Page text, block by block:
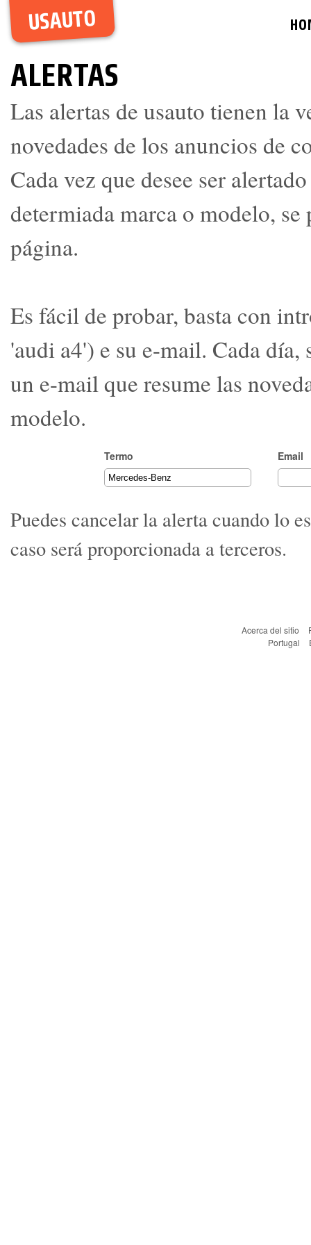
USAUTO
ALERTAS
Las alertas de usauto tienen la
novedades de los anuncios de
Cada vez que desee ser
determiada marca o modelo,
página.
Es fácil de probar, basta con
'audi a4') e su e-mail. Cada día,
un e-mail que resume las
modelo.
Termo Email
Puedes cancelar la alerta cuando lo
caso será proporcionada a terceros.
Acerca del sitio
Portugal